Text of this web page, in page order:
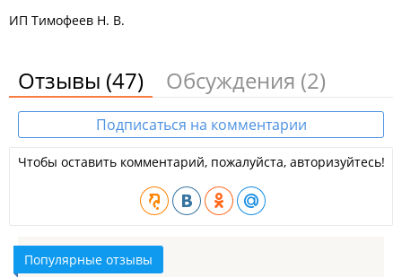
ИП Тимофеев Н. В.
Отзывы (47) Обсуждения (2)
Подписаться на комментарии
Чтобы оставить комментарий, пожалуйста, авторизуйтесь!
Популярные отзывы